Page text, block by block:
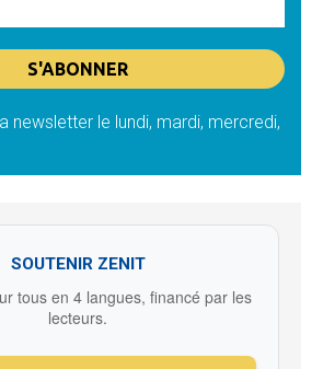
newsletter le lundi, mardi, mercredi,
SOUTENIR ZENIT
tous en 4 langues, financé par les
lecteurs.